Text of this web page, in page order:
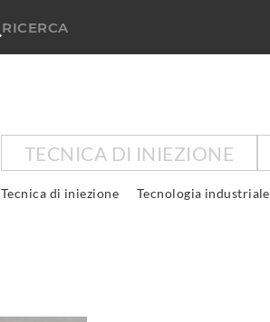
RICERCA
TECNICA DI INIEZIONE
Tecnica di iniezione Tecnologia industriale